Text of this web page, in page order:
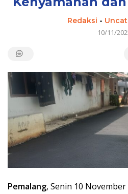
Redaksi -
10/11/
Pemalang, Senin 10